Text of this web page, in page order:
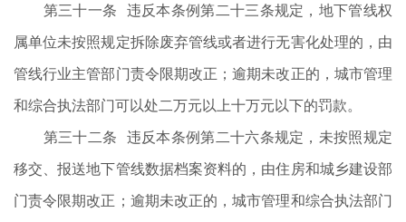
第三十一条 违反本条例第二十三条规定，地下管线权
属单位未按照规定拆除废弃管线或者进行无害化处理的，由
管线行业主管部门责令限期改正；逾期未改正的，城市管理
和综合执法部门可以处二万元以上十万元以下的罚款。
第三十二条 违反本条例第二十六条规定，未按照规定
移交、报送地下管线数据档案资料的，由住房和城乡建设部
门责令限期改正；逾期未改正的，城市管理和综合执法部门